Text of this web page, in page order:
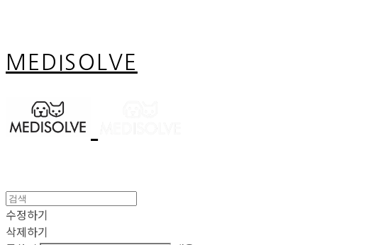
MEDISOLVE
수정하기
삭제하기